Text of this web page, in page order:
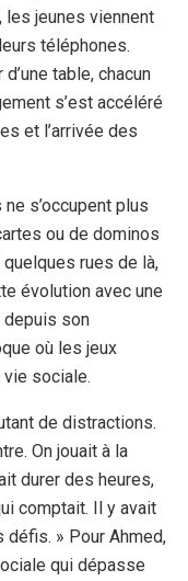
les jeunes viennent
téléphones.
table, chacun
s’est accéléré
et l’arrivée des
s’occupent plus
ou de dominos
rues de là,
évolution avec une
depuis son
où les jeux
vie sociale.
de distractions.
On jouait à la
durer des heures,
comptait. Il y avait
» Pour Ahmed,
qui dépasse